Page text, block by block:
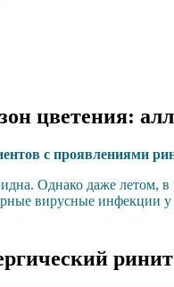
цветения:
с проявлениями
Однако даже летом, в
вирусные инфекции